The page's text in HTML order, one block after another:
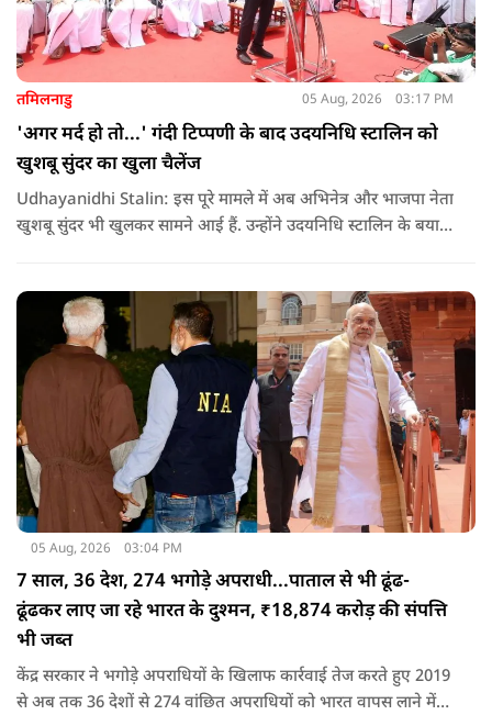
तमिलनाडु 05 Aug, 2026 03:17 PM
'अगर मर्द हो तो...' गंदी टिप्पणी के बाद उदयनिधि स्टालिन को
खुशबू सुंदर का खुला चैलेंज
Udhayanidhi Stalin: इस पूरे मामले में अब अभिनेत्र और भाजपा नेता
खुशबू सुंदर भी खुलकर सामने आई हैं. उन्होंने उदयनिधि स्टालिन के बयान
नहीं है.
05 Aug, 2026 03:04 PM
7 साल, 36 देश, 274 भगोड़े अपराधी...पाताल से भी ढूंढ-
ढूंढकर लाए जा रहे भारत के दुश्मन, ₹18,874 करोड़ की संपत्ति
भी जब्त
केंद्र सरकार ने भगोड़े अपराधियों के खिलाफ कार्रवाई तेज करते हुए 2019
से अब तक 36 देशों से 274 वांछित अपराधियों को भारत वापस लाने में